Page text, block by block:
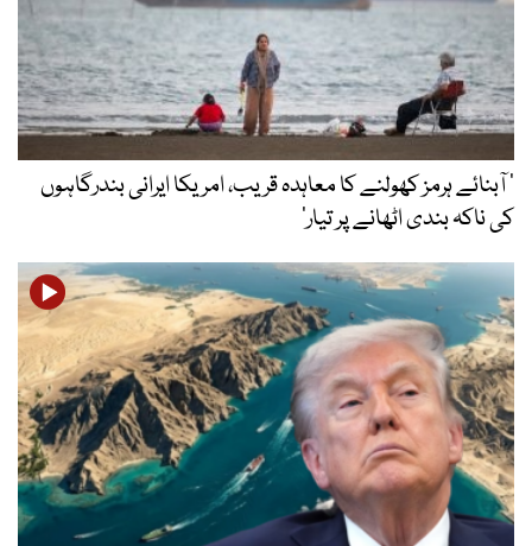
’ آبنائے ہرمز کھولنے کا معاہدہ قریب، امریکا ایرانی بندرگاہوں
کی ناکہ بندی اٹھانے پر تیار‘